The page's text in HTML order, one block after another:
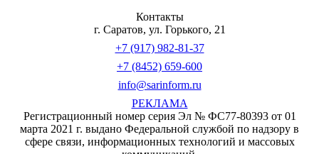
Контакты
г. Саратов, ул. Горького, 21
+7 (917) 982-81-37
+7 (8452) 659-600
info@sarinform.ru
РЕКЛАМА
Регистрационный номер серия Эл № ФС77-80393 от 01
марта 2021 г. выдано Федеральной службой по надзору в
сфере связи, информационных технологий и массовых